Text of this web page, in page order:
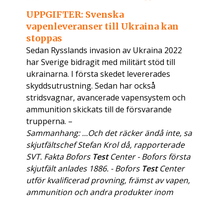
UPPGIFTER: Svenska
vapenleveranser till Ukraina kan
stoppas
Sedan Rysslands invasion av Ukraina 2022
har Sverige bidragit med militärt stöd till
ukrainarna. I första skedet levererades
skyddsutrustning. Sedan har också
stridsvagnar, avancerade vapensystem och
ammunition skickats till de försvarande
trupperna. –
Sammanhang: ...Och det räcker ändå inte, sa
skjutfältschef Stefan Krol då, rapporterade
SVT. Fakta Bofors TestCenter - Bofors första
skjutfält anlades 1886. - Bofors TestCenter
utför kvalificerad provning, främst av vapen,
ammunition och andra produkter inom